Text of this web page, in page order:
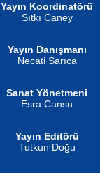
Yayın Koordinatörü
Sıtkı Caney
Yayın Danışmanı
Necati Sarıca
Sanat Yönetmeni
Esra Cansu
Yayın Editörü
Tutkun Doğu